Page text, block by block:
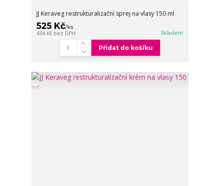
JJ Keraveg restrukturalizační sprej na vlasy 150 ml
525 Kč/ks
434 Kč bez DPH Skladem
Přidat do košíku